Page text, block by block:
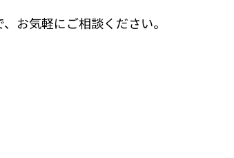
お気軽にご相談ください。